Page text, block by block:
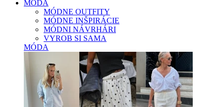
MÓDA
MÓDNE OUTFITY
MÓDNE INŠPIRÁCIE
MÓDNI NÁVRHÁRI
VYROB SI SAMA
MÓDA